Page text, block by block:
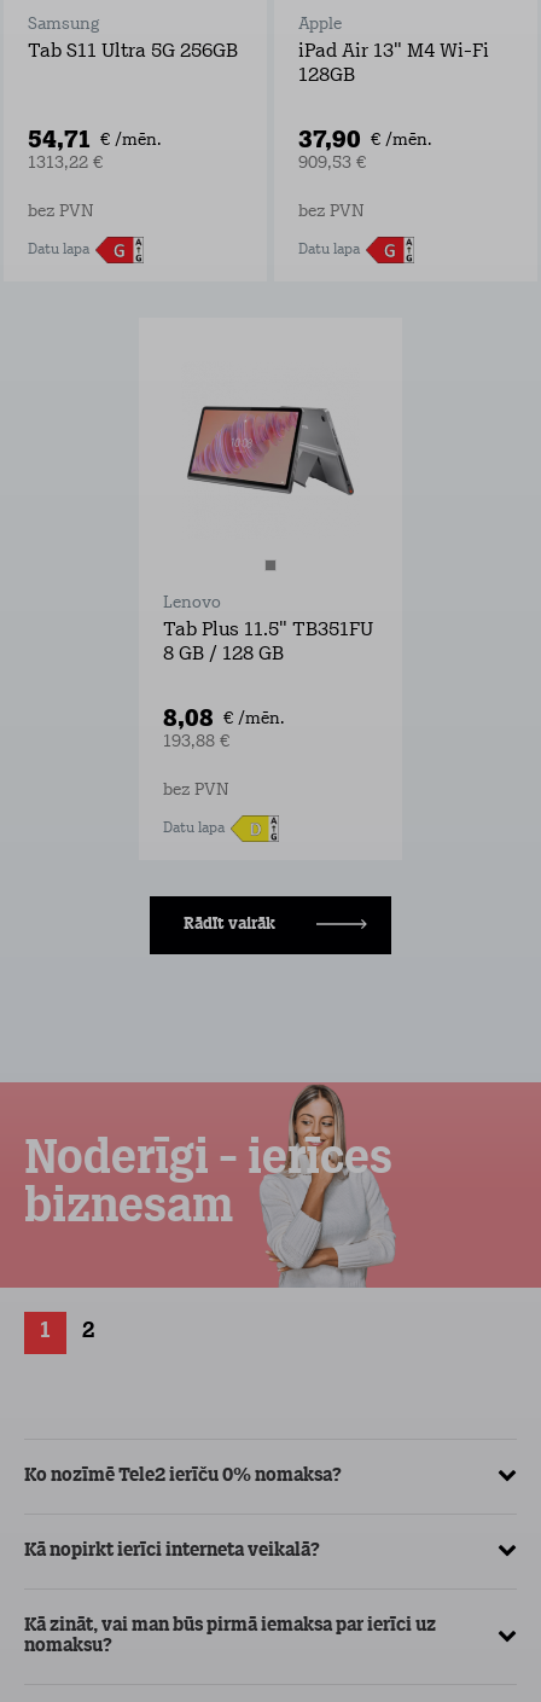
Samsung
Tab S11 Ultra 5G 256GB
54,71 € /mēn.
1313,22 €
bez PVN
Datu lapa
Apple
iPad Air 13" M4 Wi-Fi
128GB
37,90 € /mēn.
909,53 €
bez PVN
Datu lapa
Lenovo
Tab Plus 11.5" TB351FU
8 GB / 128 GB
8,08 € /mēn.
193,88 €
bez PVN
Datu lapa
Rādīt vairāk
Noderīgi - ierīces
biznesam
1 2
Ko nozīmē Tele2 ierīču 0% nomaksa?
Kā nopirkt ierīci interneta veikalā?
Kā zināt, vai man būs pirmā iemaksa par ierīci uz
nomaksu?